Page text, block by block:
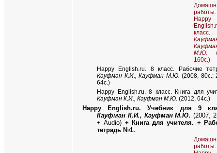
работы.
Happy
класс.
М.Ю.
160с.)
Happy English.ru. 8 класс. Рабочие
Кауфман К.И., Кауфман М.Ю. (2008, 80с.;
64с.)
Happy English.ru. 8 класс. Книга для
Кауфман К.И., Кауфман М.Ю. (2012, 64c.)
Happy English.ru. Учебник для 9
Кауфман К.И., Кауфман М.Ю. (2007,
+ Audio) + Книга для учителя. +
тетрадь №1.
работы.